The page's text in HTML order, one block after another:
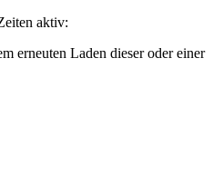
aktiv:
erneuten Laden dieser oder einer